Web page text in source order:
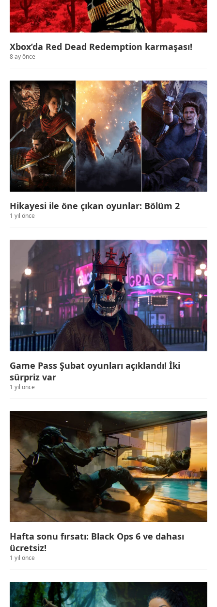
Xbox’da Red Dead Redemption karmaşası!
8 ay önce
Hikayesi ile öne çıkan oyunlar: Bölüm 2
1 yıl önce
Game Pass Şubat oyunları açıklandı! İki
sürpriz var
1 yıl önce
Hafta sonu fırsatı: Black Ops 6 ve dahası
ücretsiz!
1 yıl önce